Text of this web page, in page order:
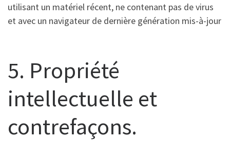
utilisant un matériel récent, ne contenant pas de virus
et avec un navigateur de dernière génération mis-à-jour
5. Propriété
intellectuelle et
contrefaçons.